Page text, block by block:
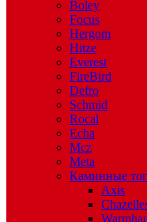
Boley
Focus
Hergom
Hitze
Everest
FireBird
Defro
Schmid
Rocal
Echa
Mcz
Meta
Каминные
Axis